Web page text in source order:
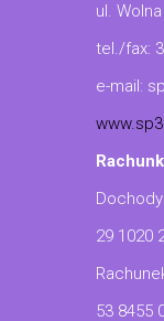
ul.
tel./fax:
e-mail:
29 1020
53 8455